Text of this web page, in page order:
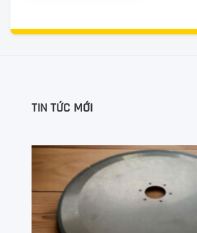
TIN TỨC MỚI